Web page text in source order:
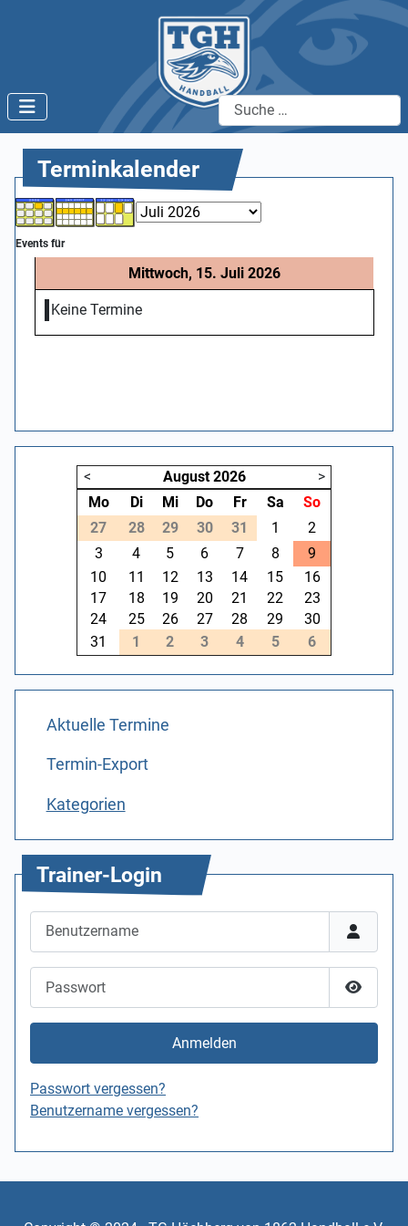
Suchen
Terminkalender
Events für
Mittwoch, 15. Juli 2026
Keine Termine
< August 2026
>
Mo
Di Mi Do Fr Sa
So
27
28 29 30 31 1
2
3
4 5 6 7 8
9
10
11 12 13 14 15
16
17
18 19 20 21 22
23
24
25 26 27 28 29
30
31
1 2 3 4 5 6
Aktuelle Termine
Termin-Export
Kategorien
Trainer-Login
Anmelden
Passwort vergessen?
Benutzername vergessen?